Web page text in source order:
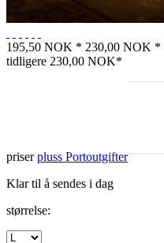
195,50 NOK * 230,00 NOK *
tidligere 230,00 NOK*
priserpluss Portoutgifter
Klar til å sendes i dag
størrelse: